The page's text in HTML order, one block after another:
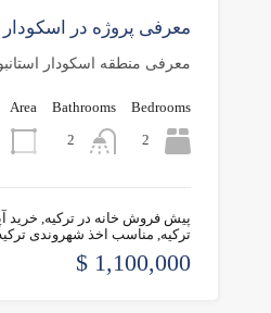
معرفی پروژه در اسکودار
معرفی منطقه اسکودار
Bedrooms
2
Bathrooms
2
Area
پیش فروش خانه در ترکیه, خرید
ترکیه, مناسب اخذ شهروندی
1,100,000 $